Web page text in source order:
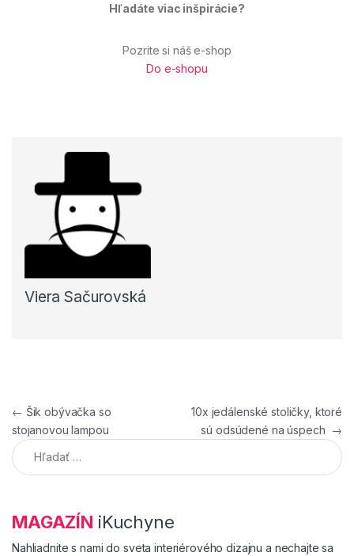
Hľadáte viac inšpirácie?
Pozrite si náš e-shop
Do e-shopu
Viera Sačurovská
Navigácia v článku
← Šik obývačka so
stojanovou lampou
10x jedálenské stoličky, ktoré
sú odsúdené na úspech →
Hľadať:
MAGAZÍN iKuchyne
Nahliadnite s nami do sveta interiérového dizajnu a nechajte sa